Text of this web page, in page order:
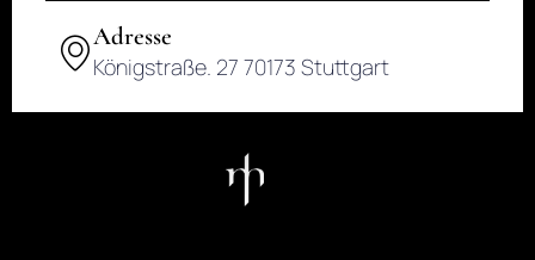
Adresse
Königstraße. 27 70173 Stuttgart